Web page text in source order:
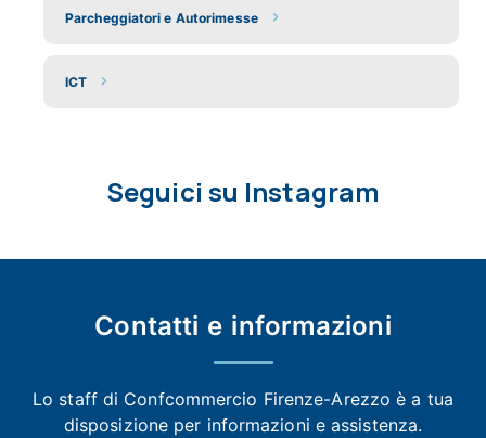
Parcheggiatori e Autorimesse
ICT
Seguici su Instagram
Contatti e informazioni
Lo staff di Confcommercio Firenze-Arezzoè a tua
disposizione per informazioni e assistenza.